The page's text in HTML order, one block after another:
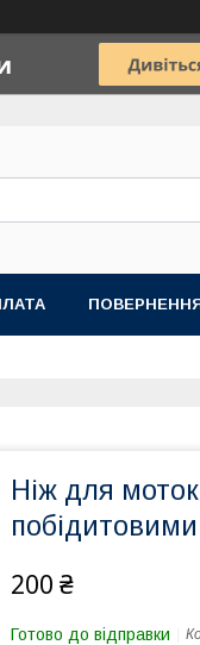
Ніж для
200 ₴
Готово до відправки